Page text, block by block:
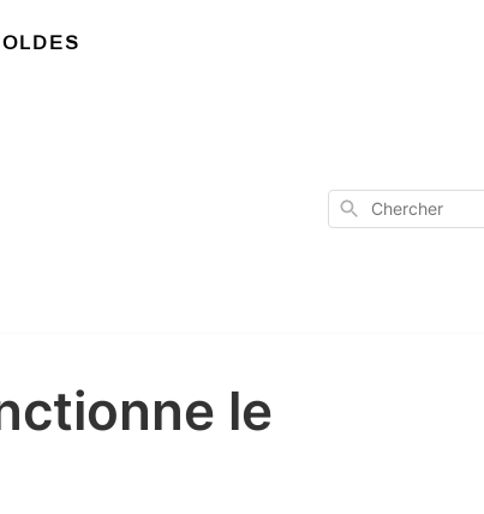
Chercher
le